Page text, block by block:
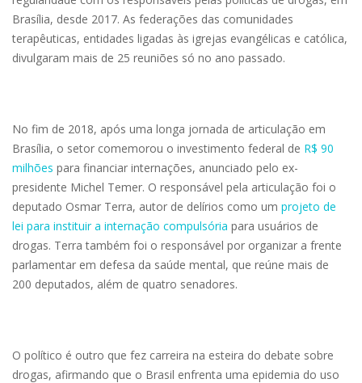
Brasília, desde 2017. As federações das comunidades
terapêuticas, entidades ligadas às igrejas evangélicas e católica,
divulgaram mais de 25 reuniões só no ano passado.
No fim de 2018, após uma longa jornada de articulação em
Brasília, o setor comemorou o investimento federal de R$ 90
milhões para financiar internações, anunciado pelo ex-
presidente Michel Temer. O responsável pela articulação foi o
deputado Osmar Terra, autor de delírios como um projeto de
lei para instituir a internação compulsória para usuários de
drogas. Terra também foi o responsável por organizar a frente
parlamentar em defesa da saúde mental, que reúne mais de
200 deputados, além de quatro senadores.
O político é outro que fez carreira na esteira do debate sobre
drogas, afirmando que o Brasil enfrenta uma epidemia do uso